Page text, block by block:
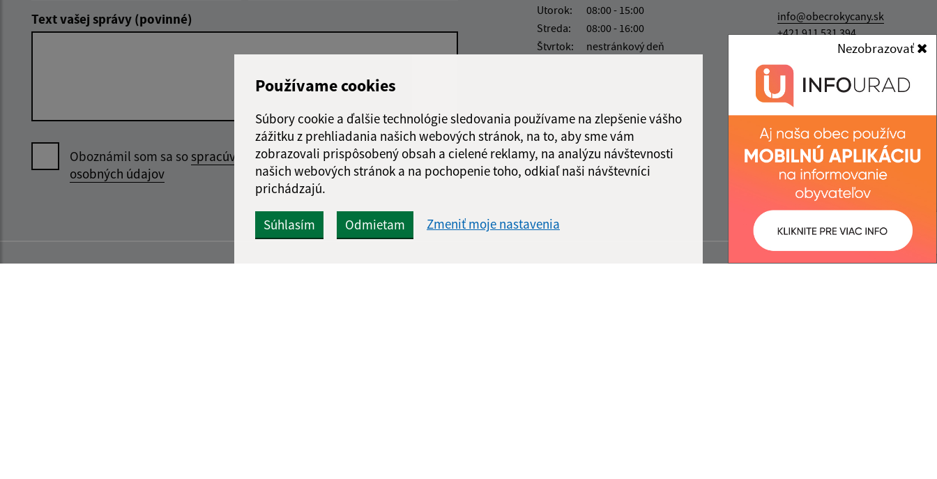
Používame cookies
Súbory cookie a ďalšie technológie sledovania používame na zlepšenie vášho
zážitku z prehliadania našich webových stránok, na to, aby sme vám
zobrazovali prispôsobený obsah a cielené reklamy, na analýzu návštevnosti
našich webových stránok a na pochopenie toho, odkiaľ naši návštevníci
prichádzajú.
Súhlasím Odmietam Zmeniť moje nastavenia
Nezobrazovať
Text vašej správy (povinné)
Oboznámil som sa sospracúvaním
osobných údajov
Google reCaptcha Response
Odoslať správu
Utorok:
08:00 - 15:00
Streda:
08:00 - 16:00
Štvrtok:
nestránkový deň
info@obecrokycany.sk
+421 911 531 394
IČO: 00327701